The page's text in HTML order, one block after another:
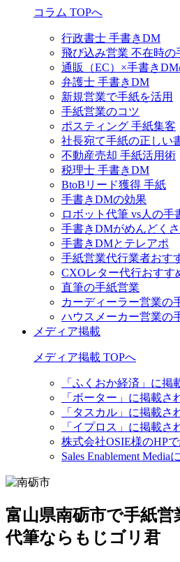
コラム TOPへ
行政書士 手書きDM
飛び込み営業 不在時の
通販（EC）×手書き
弁護士 手書きDM
新規営業で手紙を活用
手紙営業のコツ
ポスティング 手紙集客
社長宛て手紙の正しい
不動産売却 手紙活用術
税理士 手書きDM
BtoBリード獲得 手紙
手書きDMの効果
ロボット代筆 vs人の手
手書きDMがめんどくさ
手書きDMとテレアポ
手紙営業代行業者おす
CXOレター代行おすす
直筆の手紙営業
カーディーラー営業の
ハウスメーカー営業の
メディア掲載
メディア掲載 TOPへ
「ふくおか経済」に掲
「ボーター」に掲載さ
「タスカル」に掲載さ
「イプロス」に掲載さ
株式会社OSIE様のHP
Sales Enablement Media
富山県南砺市で手紙営
代筆ならもじゴリ君